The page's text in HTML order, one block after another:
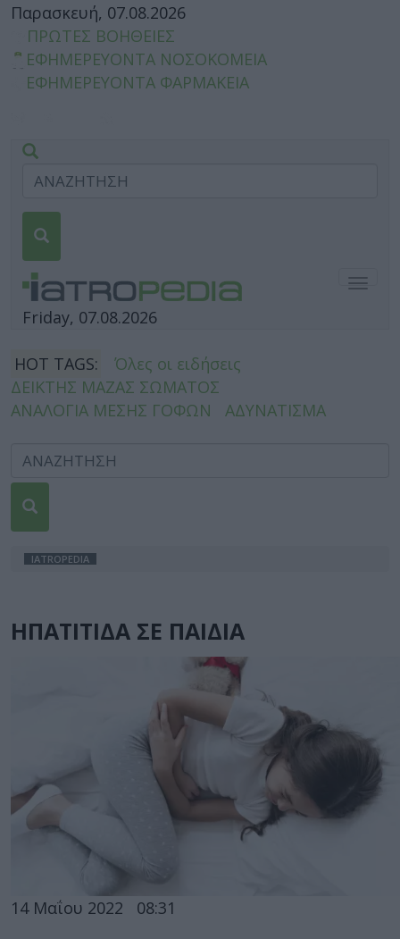
Παρασκευή, 07.08.2026
ΠΡΩΤΕΣ ΒΟΗΘΕΙΕΣ
ΕΦΗΜΕΡΕΥΟΝΤΑ ΝΟΣΟΚΟΜΕΙΑ
ΕΦΗΜΕΡΕΥΟΝΤΑ ΦΑΡΜΑΚΕΙΑ
Friday, 07.08.2026
HOT TAGS:
Όλες οι ειδήσεις
ΔΕΙΚΤΗΣ ΜΑΖΑΣ ΣΩΜΑΤΟΣ
ΑΝΑΛΟΓΙΑ ΜΕΣΗΣ ΓΟΦΩΝ
ΑΔΥΝΑΤΙΣΜΑ
IATROPEDIA
ΗΠΑΤΙΤΙΔΑ ΣΕ ΠΑΙΔΙΑ
14 Μαΐου 2022 08:31